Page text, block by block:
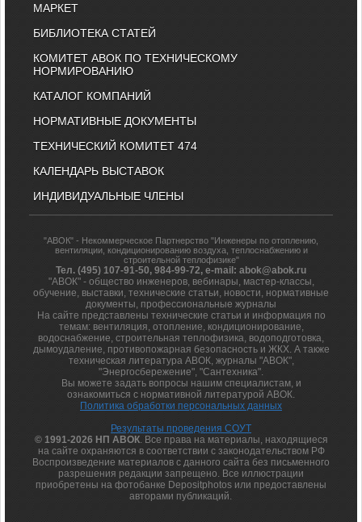
МАРКЕТ
БИБЛИОТЕКА СТАТЕЙ
КОМИТЕТ АВОК ПО ТЕХНИЧЕСКОМУ
НОРМИРОВАНИЮ
КАТАЛОГ КОМПАНИЙ
НОРМАТИВНЫЕ ДОКУМЕНТЫ
ТЕХНИЧЕСКИЙ КОМИТЕТ 474
КАЛЕНДАРЬ ВЫСТАВОК
ИНДИВИДУАЛЬНЫЕ ЧЛЕНЫ
"АВОК" - Некоммерческое Партнерство "Инженеры по отоплению,
вентиляции, кондиционированию воздуха, теплоснабжению и
строительной теплофизике"
Тел. (495) 107-91-50, 984-99-72, e-mail: abok@abok.ru
"АВОК" - общество инженеров, вебинары, мастер-классы,
обучение, выставки, технические статьи, новости, нормативные
документы, профессиональные журналы
На сайте представлены технические статьи и информация по
темам: вентиляция, отопление, кондиционирование,
водоснабжение, строительная теплофизика, водоподготовка,
дымоудаление, противопожарная безопасность и ЖКХ. А также
техническая литература АВОК, журналы "АВОК",
"Энергосбережение", "Сантехника".
Вы можете задать вопросы нашим специалистам, и
ознакомиться с нормативной литературой АВОК.
Политика обработки персональных данных
Результаты проведения СОУТ
© 1991-2026 НП АВОК. Все права на материалы, находящиеся
на сайте охраняются в соответствии с законодательством РФ
Воспроизведение материалов с данного сайта без письменного
разрешения редакции запрещено. Все иллюстрации
приобретены на фотобанке Depositphotos или предоставлены
авторами публикаций.